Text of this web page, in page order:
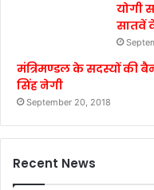
योगी
सातवें
मंत्रिमण्डल के सदस्यों की
सिंह नेगी
September 20, 2018
Recent News